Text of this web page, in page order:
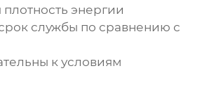
энергии
службы по сравнению с
к условиям